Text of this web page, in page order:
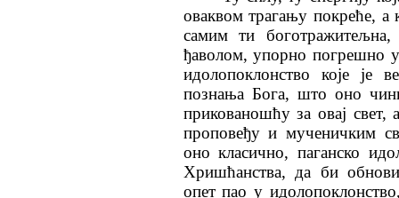
оваквом трагању покреће, а
самим ти
ђаволом, упорно погрешно
идолопоклонство које је
познања Бога, што оно
прикованошћу за овај свет,
проповеђу и мученичким
оно класично, паганско
Хришћанства, да би
опет пао у